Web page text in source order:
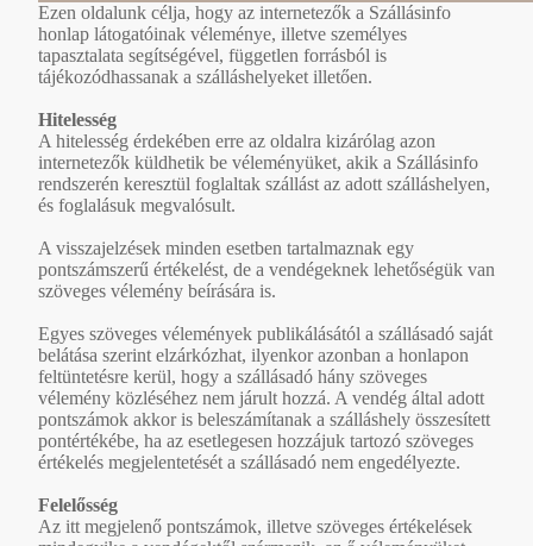
Ezen oldalunk célja, hogy az internetezők a Szállásinfo
honlap látogatóinak véleménye, illetve személyes
tapasztalata segítségével, független forrásból is
tájékozódhassanak a szálláshelyeket illetően.
Hitelesség
A hitelesség érdekében erre az oldalra kizárólag azon
internetezők küldhetik be véleményüket, akik a Szállásinfo
rendszerén keresztül foglaltak szállást az adott szálláshelyen,
és foglalásuk megvalósult.
A visszajelzések minden esetben tartalmaznak egy
pontszámszerű értékelést, de a vendégeknek lehetőségük van
szöveges vélemény beírására is.
Egyes szöveges vélemények publikálásától a szállásadó saját
belátása szerint elzárkózhat, ilyenkor azonban a honlapon
feltüntetésre kerül, hogy a szállásadó hány szöveges
vélemény közléséhez nem járult hozzá. A vendég által adott
pontszámok akkor is beleszámítanak a szálláshely összesített
pontértékébe, ha az esetlegesen hozzájuk tartozó szöveges
értékelés megjelentetését a szállásadó nem engedélyezte.
Felelősség
Az itt megjelenő pontszámok, illetve szöveges értékelések